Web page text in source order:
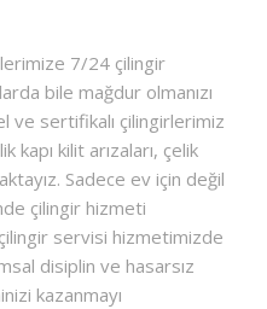
7/24 çilingir
bile mağdur olmanızı
ve sertifikalı çilingirlerimiz
kapı kilit arızaları, çelik
Sadece ev için değil
çilingir hizmeti
servisi hizmetimizde
disiplin ve hasarsız
kazanmayı